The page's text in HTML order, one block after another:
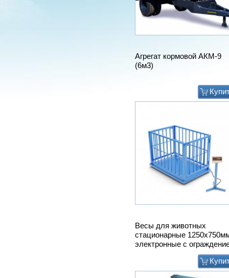
Агрегат кормовой АКМ-9
(6м3)
Весы для животных
стационарные
электронные с